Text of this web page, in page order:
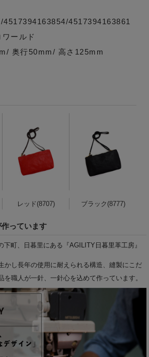
4517394163861
ールド
奥行50mm/ 高さ125mm
レッド(8707) ブラック(8777)
っています
下町、日暮里にある『AGILITY日暮里革工房』
かし長年の使用に耐えられる構造、縫製にこだ
を職人が一針、一針心を込めて作っています。